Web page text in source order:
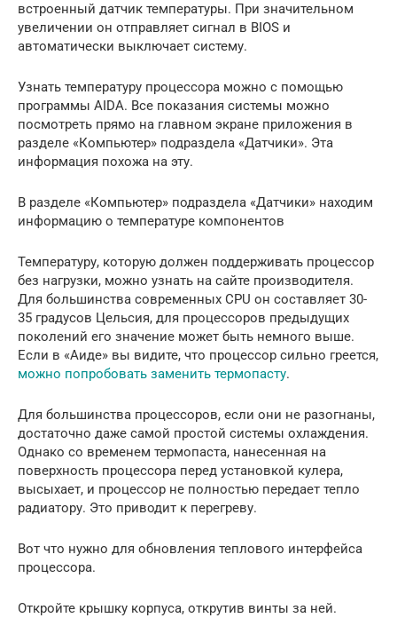
встроенный датчик температуры. При значительном
увеличении он отправляет сигнал в BIOS и
автоматически выключает систему.
Узнать температуру процессора можно с помощью
программы AIDA. Все показания системы можно
посмотреть прямо на главном экране приложения в
разделе «Компьютер» подраздела «Датчики». Эта
информация похожа на эту.
В разделе «Компьютер» подраздела «Датчики» находим
информацию о температуре компонентов
Температуру, которую должен поддерживать процессор
без нагрузки, можно узнать на сайте производителя.
Для большинства современных CPU он составляет 30-
35 градусов Цельсия, для процессоров предыдущих
поколений его значение может быть немного выше.
Если в «Аиде» вы видите, что процессор сильно греется,
можно попробовать заменить термопасту.
Для большинства процессоров, если они не разогнаны,
достаточно даже самой простой системы охлаждения.
Однако со временем термопаста, нанесенная на
поверхность процессора перед установкой кулера,
высыхает, и процессор не полностью передает тепло
радиатору. Это приводит к перегреву.
Вот что нужно для обновления теплового интерфейса
процессора.
Откройте крышку корпуса, открутив винты за ней.